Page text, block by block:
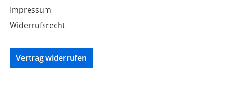
Impressum
Widerrufsrecht
Vertrag widerrufen